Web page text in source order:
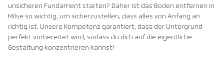
unsicheren Fundament starten? Daher ist das Boden entfernen in
Milse so wichtig, um sicherzustellen, dass alles von Anfang an
richtig ist. Unsere Kompetenz garantiert, dass der Untergrund
perfekt vorbereitet wird, sodass du dich auf die eigentliche
Gestaltung konzentrieren kannst!